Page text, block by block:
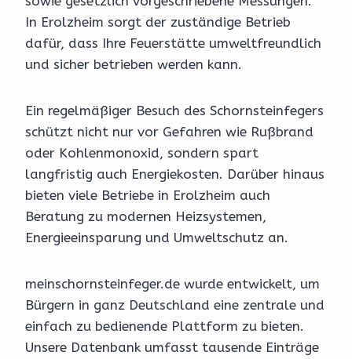
In Erolzheim sorgt der zuständige Betrieb
dafür, dass Ihre Feuerstätte umweltfreundlich
und sicher betrieben werden kann.
Ein regelmäßiger Besuch des Schornsteinfegers
schützt nicht nur vor Gefahren wie Rußbrand
oder Kohlenmonoxid, sondern spart
langfristig auch Energiekosten. Darüber hinaus
bieten viele Betriebe in Erolzheim auch
Beratung zu modernen Heizsystemen,
Energieeinsparung und Umweltschutz an.
meinschornsteinfeger.de wurde entwickelt, um
Bürgern in ganz Deutschland eine zentrale und
einfach zu bedienende Plattform zu bieten.
Unsere Datenbank umfasst tausende Einträge